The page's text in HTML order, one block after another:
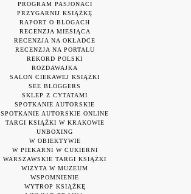
PROGRAM PASJONACI
PRZYGARNIJ KSIĄŻKĘ
RAPORT O BLOGACH
RECENZJA MIESIĄCA
RECENZJA NA OKŁADCE
RECENZJA NA PORTALU
REKORD POLSKI
ROZDAWAJKA
SALON CIEKAWEJ KSIĄŻKI
SEE BLOGGERS
SKLEP Z CYTATAMI
SPOTKANIE AUTORSKIE
SPOTKANIE AUTORSKIE ONLINE
TARGI KSIĄŻKI W KRAKOWIE
UNBOXING
W OBIEKTYWIE
W PIEKARNI W CUKIERNI
WARSZAWSKIE TARGI KSIĄŻKI
WIZYTA W MUZEUM
WSPOMNIENIE
WYTROP KSIĄŻKĘ